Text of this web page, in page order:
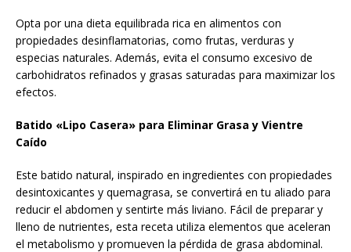
Opta por una dieta equilibrada rica en alimentos con
propiedades desinflamatorias, como frutas, verduras y
especias naturales. Además, evita el consumo excesivo de
carbohidratos refinados y grasas saturadas para maximizar los
efectos.
Batido «Lipo Casera» para Eliminar Grasa y Vientre
Caído
Este batido natural, inspirado en ingredientes con propiedades
desintoxicantes y quemagrasa, se convertirá en tu aliado para
reducir el abdomen y sentirte más liviano. Fácil de preparar y
lleno de nutrientes, esta receta utiliza elementos que aceleran
el metabolismo y promueven la pérdida de grasa abdominal.